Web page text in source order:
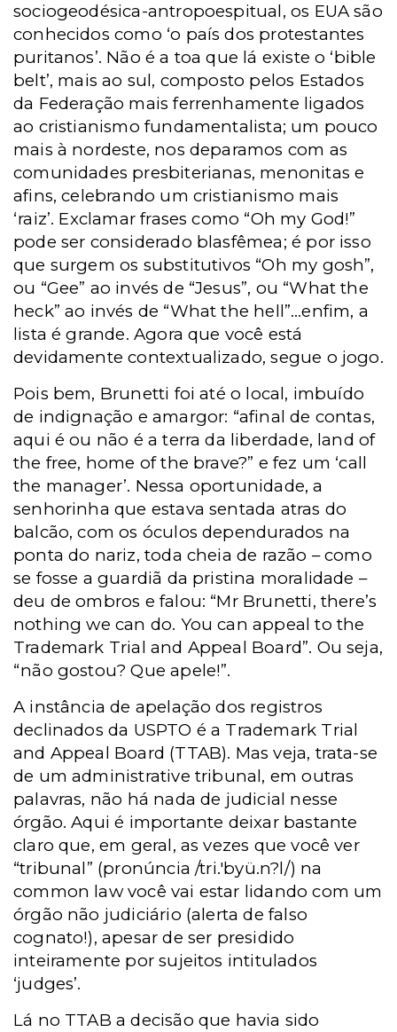
sociogeodésica-antropoespitual, os EUA são
conhecidos como ‘o país dos protestantes
puritanos’. Não é a toa que lá existe o ‘bible
belt’, mais ao sul, composto pelos Estados
da Federação mais ferrenhamente ligados
ao cristianismo fundamentalista; um pouco
mais à nordeste, nos deparamos com as
comunidades presbiterianas, menonitas e
afins, celebrando um cristianismo mais
‘raiz’. Exclamar frases como “Oh my God!”
pode ser considerado blasfêmea; é por isso
que surgem os substitutivos “Oh my gosh”,
ou “Gee” ao invés de “Jesus”, ou “What the
heck” ao invés de “What the hell”…enfim, a
lista é grande. Agora que você está
devidamente contextualizado, segue o jogo.
Pois bem, Brunetti foi até o local, imbuído
de indignação e amargor: “afinal de contas,
aqui é ou não é a terra da liberdade, land of
the free, home of the brave?” e fez um ‘call
the manager’. Nessa oportunidade, a
senhorinha que estava sentada atras do
balcão, com os óculos dependurados na
ponta do nariz, toda cheia de razão – como
se fosse a guardiã da pristina moralidade –
deu de ombros e falou: “Mr Brunetti, there’s
nothing we can do. You can appeal to the
Trademark Trial and Appeal Board”. Ou seja,
“não gostou? Que apele!”.
A instância de apelação dos registros
declinados da USPTO é a Trademark Trial
and Appeal Board (TTAB). Mas veja, trata-se
de um administrative tribunal, em outras
palavras, não há nada de judicial nesse
órgão. Aqui é importante deixar bastante
claro que, em geral, as vezes que você ver
“tribunal” (pronúncia /tri.'byü.n?l/) na
common law você vai estar lidando com um
órgão não judiciário (alerta de falso
cognato!), apesar de ser presidido
inteiramente por sujeitos intitulados
‘judges’.
Lá no TTAB a decisão que havia sido